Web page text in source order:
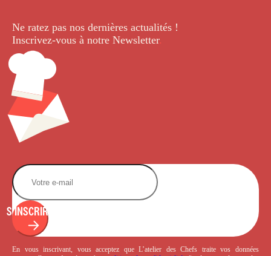
Ne ratez pas nos dernières actualités !
Inscrivez-vous à notre Newsletter.
S'INSCRIRE
En vous inscrivant, vous acceptez que L’atelier des Chefs traite vos données